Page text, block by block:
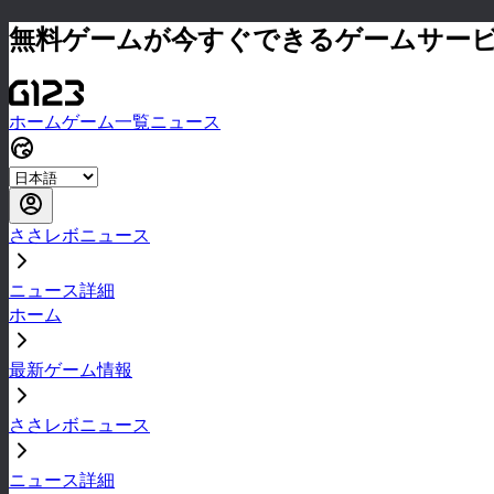
無料ゲームが今すぐできるゲームサー
ホームゲーム一覧ニュース
ささレボニュース
ニュース詳細
ホーム
最新ゲーム情報
ささレボニュース
ニュース詳細